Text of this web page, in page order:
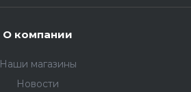
О компании
Наши магазины
Новости